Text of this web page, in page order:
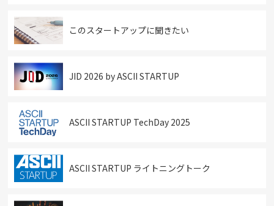
このスタートアップに聞きたい
JID 2026 by ASCII STARTUP
ASCII STARTUP TechDay 2025
ASCII STARTUP ライトニングトーク